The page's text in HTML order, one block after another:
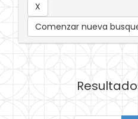
Comenzar nueva